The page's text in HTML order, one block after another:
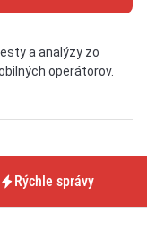
a analýzy zo
operátorov.
časopisu
Rýchle správy